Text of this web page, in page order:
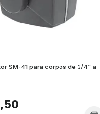
SM-41 para corpos de 3/4” a